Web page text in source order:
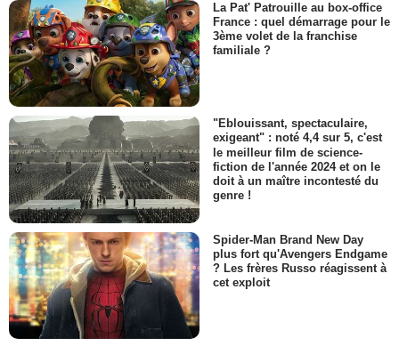
La Pat' Patrouille au box-office
France : quel démarrage pour le
3ème volet de la franchise
familiale ?
"Eblouissant, spectaculaire,
exigeant" : noté 4,4 sur 5, c'est
le meilleur film de science-
fiction de l'année 2024 et on le
doit à un maître incontesté du
genre !
Spider-Man Brand New Day
plus fort qu'Avengers Endgame
? Les frères Russo réagissent à
cet exploit